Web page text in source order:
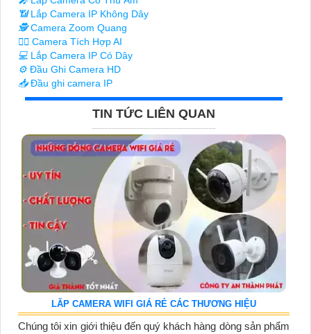
📶Lắp Camera IP Không Dây
🕵️Camera Zoom Quang
🧛‍♀️ Camera Tích Hợp AI
💻 Lắp Camera IP Có Dây
⚙️ Đầu Ghi Camera HD
📥Đầu ghi camera IP
TIN TỨC LIÊN QUAN
LĂP CAMERA WIFI GIÁ RẺ CÁC THƯƠNG HIỆU
Chúng tôi xin giới thiệu đến quý khách hàng dòng sản phẩm